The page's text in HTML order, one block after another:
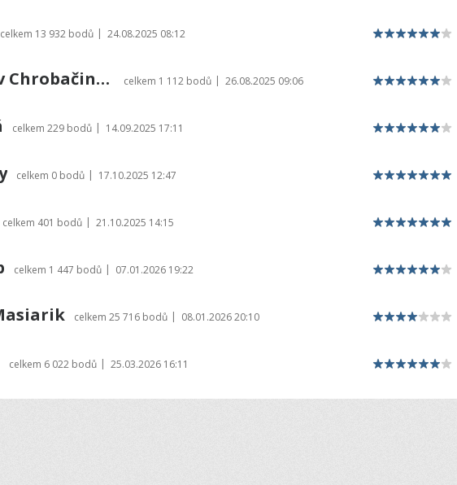
celkem 13 932 bodů | 24.08.2025 08:12
Miroslav Chrobačinský celkem 1 112 bodů | 26.08.2025 09:06
celkem 229 bodů | 14.09.2025 17:11
celkem 0 bodů | 17.10.2025 12:47
celkem 401 bodů | 21.10.2025 14:15
celkem 1 447 bodů | 07.01.2026 19:22
celkem 25 716 bodů | 08.01.2026 20:10
celkem 6 022 bodů | 25.03.2026 16:11